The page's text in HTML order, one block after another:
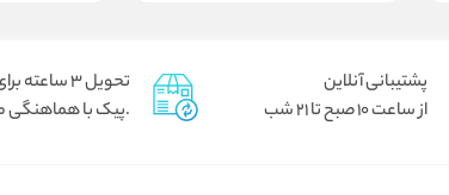
پشتیبانی آنلاین
از ساعت 10 صبح تا 21 شب
تحویل 3 ساعته برای تهران
.پیک با هماهنگی